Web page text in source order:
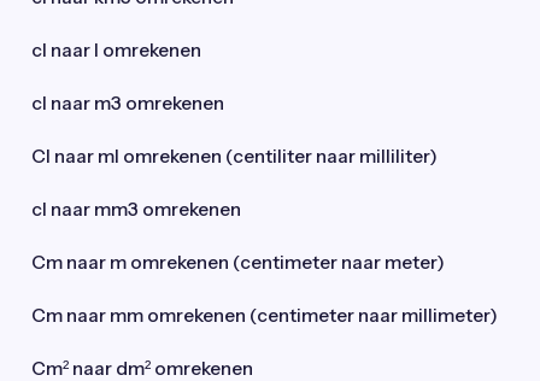
cl naar l omrekenen
cl naar m3 omrekenen
Cl naar ml omrekenen (centiliter naar milliliter)
cl naar mm3 omrekenen
Cm naar m omrekenen (centimeter naar meter)
Cm naar mm omrekenen (centimeter naar millimeter)
Cm² naar dm² omrekenen